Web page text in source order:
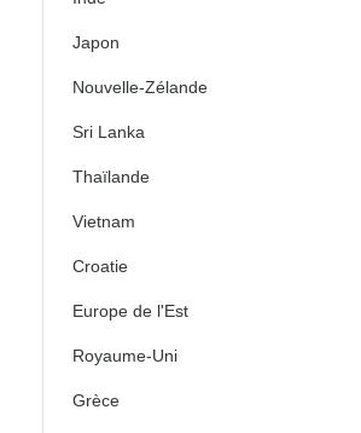
Japon
Nouvelle-Zélande
Sri Lanka
Thaïlande
Vietnam
Croatie
Europe de l'Est
Royaume-Uni
Grèce